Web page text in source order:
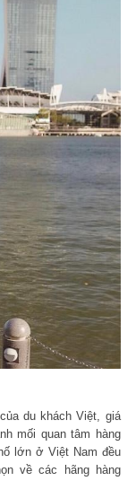
du khách Việt, giá
mối quan tâm hàng
lớn ở Việt Nam đều
về các hãng hàng